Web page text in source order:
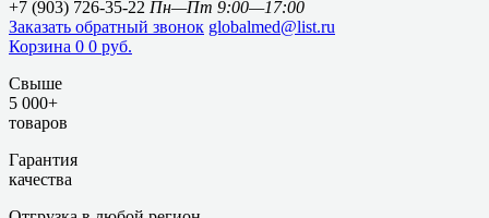
+7 (903) 726-35-22 Пн—Пт 9:00—17:00
Заказать обратный звонок globalmed@list.ru
Корзина 0 0 руб.
Свыше
5 000+
товаров
Гарантия
качества